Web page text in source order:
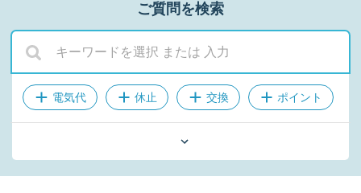
ご質問を検索
電気代 休止 交換 ポイント